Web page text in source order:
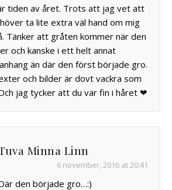
tiden av året. Trots att jag vet att
ta lite extra väl hand om mig
Tänker att gråten kommer när den
och kanske i ett helt annat
än där den först började gro.
och bilder är dovt vackra som
jag tycker att du var fin i håret ❤
Minna Linn
6 november, 2016 at 20:41
den började gro…:)